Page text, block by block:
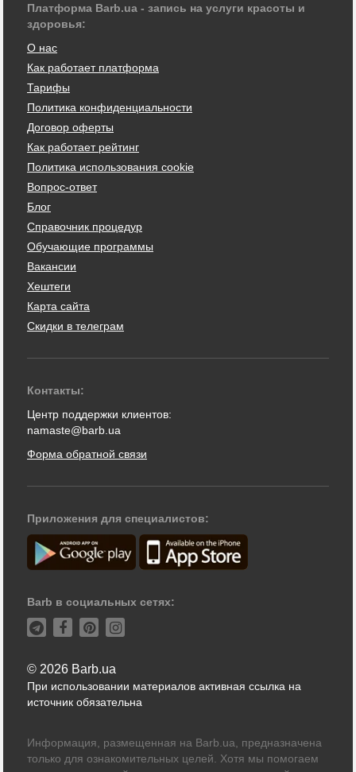
Платформа Barb.ua - запись на услуги красоты и
здоровья:
О нас
Как работает платформа
Тарифы
Политика конфиденциальности
Договор оферты
Как работает рейтинг
Политика использования cookie
Вопрос-ответ
Блог
Справочник процедур
Обучающие программы
Вакансии
Хештеги
Карта сайта
Скидки в телеграм
Контакты:
Центр поддержки клиентов:
namaste@barb.ua
Форма обратной связи
Приложения для специалистов:
Barb в социальных сетях:
© 2026 Barb.ua
При использовании материалов активная ссылка на
источник обязательна
Информация, размещенная на Barb.ua, предназначена
только для ознакомительных целей. Хотя мы помогаем